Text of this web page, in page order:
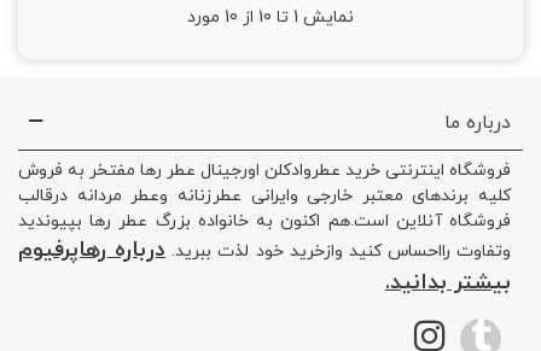
نمایش 1 تا 10 از 10 مورد
درباره ما
فروشگاه اینترنتی خرید عطروادکلن اورجینال عطر رها مفتخر به فروش
کلیه برندهای معتبر خارجی وایرانی عطرزنانه وعطر مردانه درقالب
فروشگاه آنلاین است.هم اکنون به خانواده بزرگ عطر رها بپیوندید
وتفاوت رااحساس کنید وازخرید خود لذت ببرید. درباره رهاپرفیوم
بیشتر بدانید.